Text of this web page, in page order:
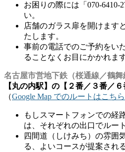
お困りの際には「070-6410-
い。
店舗のガラス扉を開けます
たします。
事前の電話でのご予約をい
ることなくお目にかかれます
名古屋市営地下鉄（桜通線／鶴舞
【丸の内駅】の【２番／３番／
（Google Map でのルートはこちら
もしスマートフォンでの経
は、それぞれの出口でルー
四間道（しけみち）の雰囲
る、よいコースが提案され